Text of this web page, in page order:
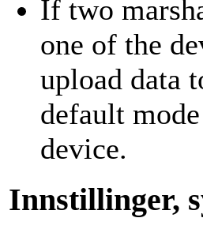
If two
one of the
upload data
default
device.
Innstillinger,